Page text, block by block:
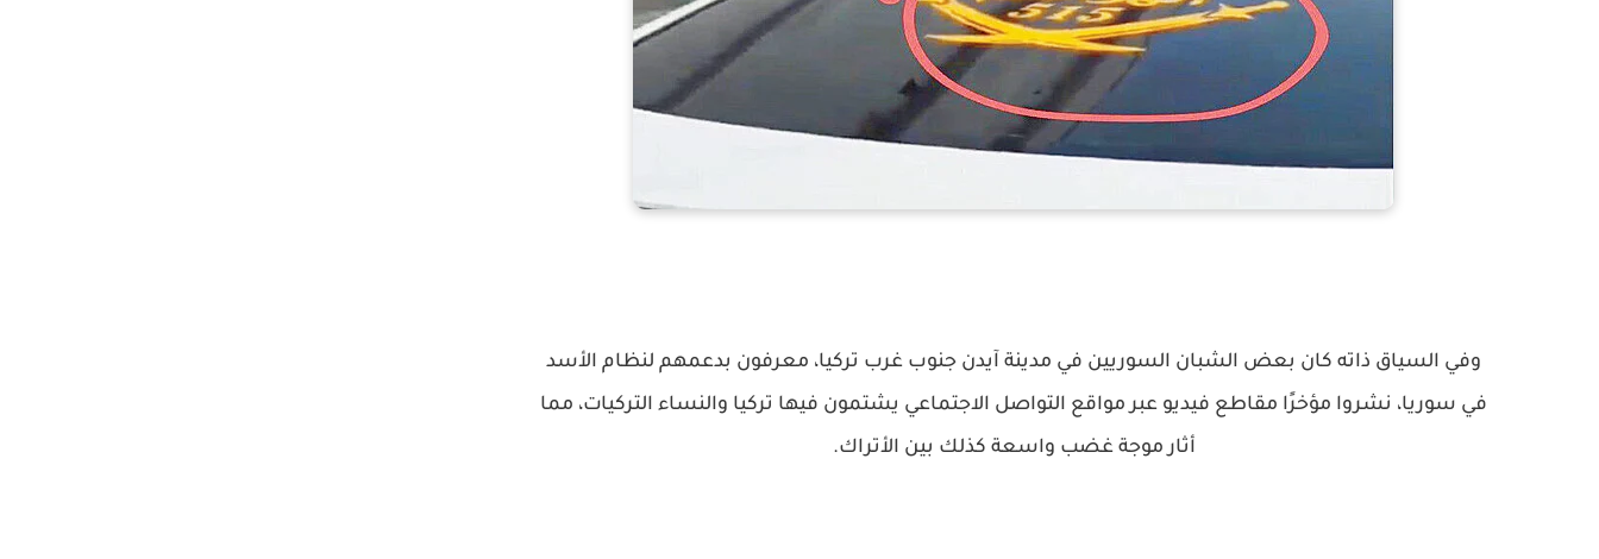
وفي السياق ذاته كان بعض الشبان السوريين في مدينة آيدن جنوب غرب تركيا، معرفون بدعمهم لنظام الأسد
في سوريا، نشروا مؤخرًا مقاطع فيديو عبر مواقع التواصل الاجتماعي يشتمون فيها تركيا والنساء التركيات، مما
أثار موجة غضب واسعة كذلك بين الأتراك.